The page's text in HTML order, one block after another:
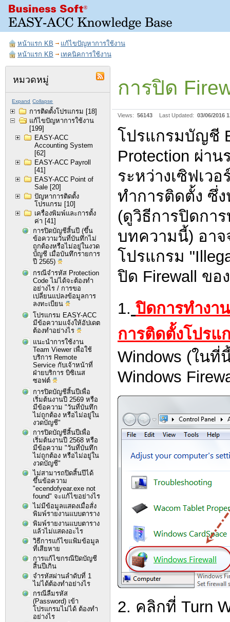
หน้าแรก KB
แก้ไขปัญหาการใช้งาน
หน้าแรก KB
เทคนิคการใช้งาน
หมวดหมู่
Expand Collapse
การติดตั้งโปรแกรม [18]
แก้ไขปัญหาการใช้งาน
[199]
EASY-ACC
Accounting System
[62]
EASY-ACC Payroll
[41]
EASY-ACC Point of
Sale [20]
ปัญหาการติดตั้ง
โปรแกรม [10]
เครื่องพิมพ์และการตั้ง
ค่า [41]
การปิดบัญชีสิ้นปี (ขึ้น
ข้อความวันที่บันทึกไม่
ถูกต้องหรือไม่อยู่ในงวด
บัญชี เมื่อบันทึกรายการ
ปี 2565)
กรณีจำรหัส Protection
Code ไม่ได้จะต้องทำ
อย่างไร / การขอ
เปลี่ยนแปลงข้อมูลการ
ลงทะเบียน
โปรแกรม EASY-ACC
มีข้อความแจ้งให้อัปเดต
ต้องทำอย่างไร
แนะนำการใช้งาน
Team Viewer เพื่อใช้
บริการ Remote
Service กับเจ้าหน้าที่
ฝ่ายบริการ บิซิเนส
ซอฟต์
การปิดบัญชีสิ้นปีเพื่อ
เริ่มต้นงานปี 2569 หรือ
มีข้อความ "วันที่บันทึก
ไม่ถูกต้อง หรือไม่อยู่ใน
งวดบัญชี"
การปิดบัญชีสิ้นปีเพื่อ
เริ่มต้นงานปี 2568 หรือ
มีข้อความ "วันที่บันทึก
ไม่ถูกต้อง หรือไม่อยู่ใน
งวดบัญชี"
ไม่สามารถปิดสิ้นปีได้
ขึ้นข้อความ
"ecendofyear.exe not
found" จะแก้ไขอย่างไร
ไม่มีข้อมูลแสดงเมื่อสั่ง
พิมพ์รายงานแบบตาราง
พิมพ์รายงานแบบตาราง
แล้วไม่แสดงอะไร
วิธีการแก้ไขแฟ้มข้อมูล
ที่เสียหาย
การแก้ไขกรณีปิดบัญชี
สิ้นปีเกิน
จำรหัสผ่านลำดับที่ 1
ไม่ได้ต้องทำอย่างไร
กรณีลืมรหัส
(Password) เข้า
โปรแกรมไม่ได้ ต้องทำ
อย่างไร
การปิด
Views: 56143 Last Updated: 03/06/2016
โปรแกรมบัญชี
Protection ผ่า
ระหว่างเซิฟเว
ทำการติดตั้ง ซึ่
(ดูวิธีการปิดกา
บทความนี้) อาจ
โปรแกรม
ปิด Firewall ขอ
1. ปิดการทำงา
การติดตั้งโปรแ
Windows (ในที่
Windows
2. คลิกที่ Turn